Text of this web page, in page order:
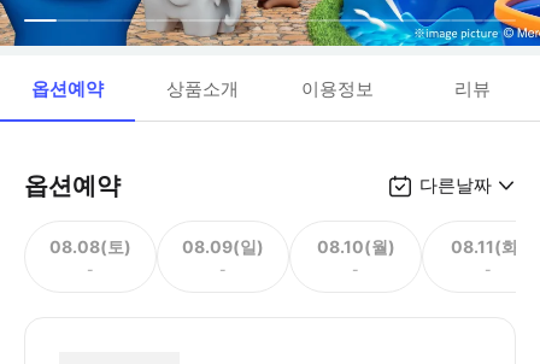
옵션예약 상품소개 이용정보 리뷰
옵션예약 다른날짜
08.08(토)
-
08.09(일)
-
08.10(월)
-
08.11(화)
-